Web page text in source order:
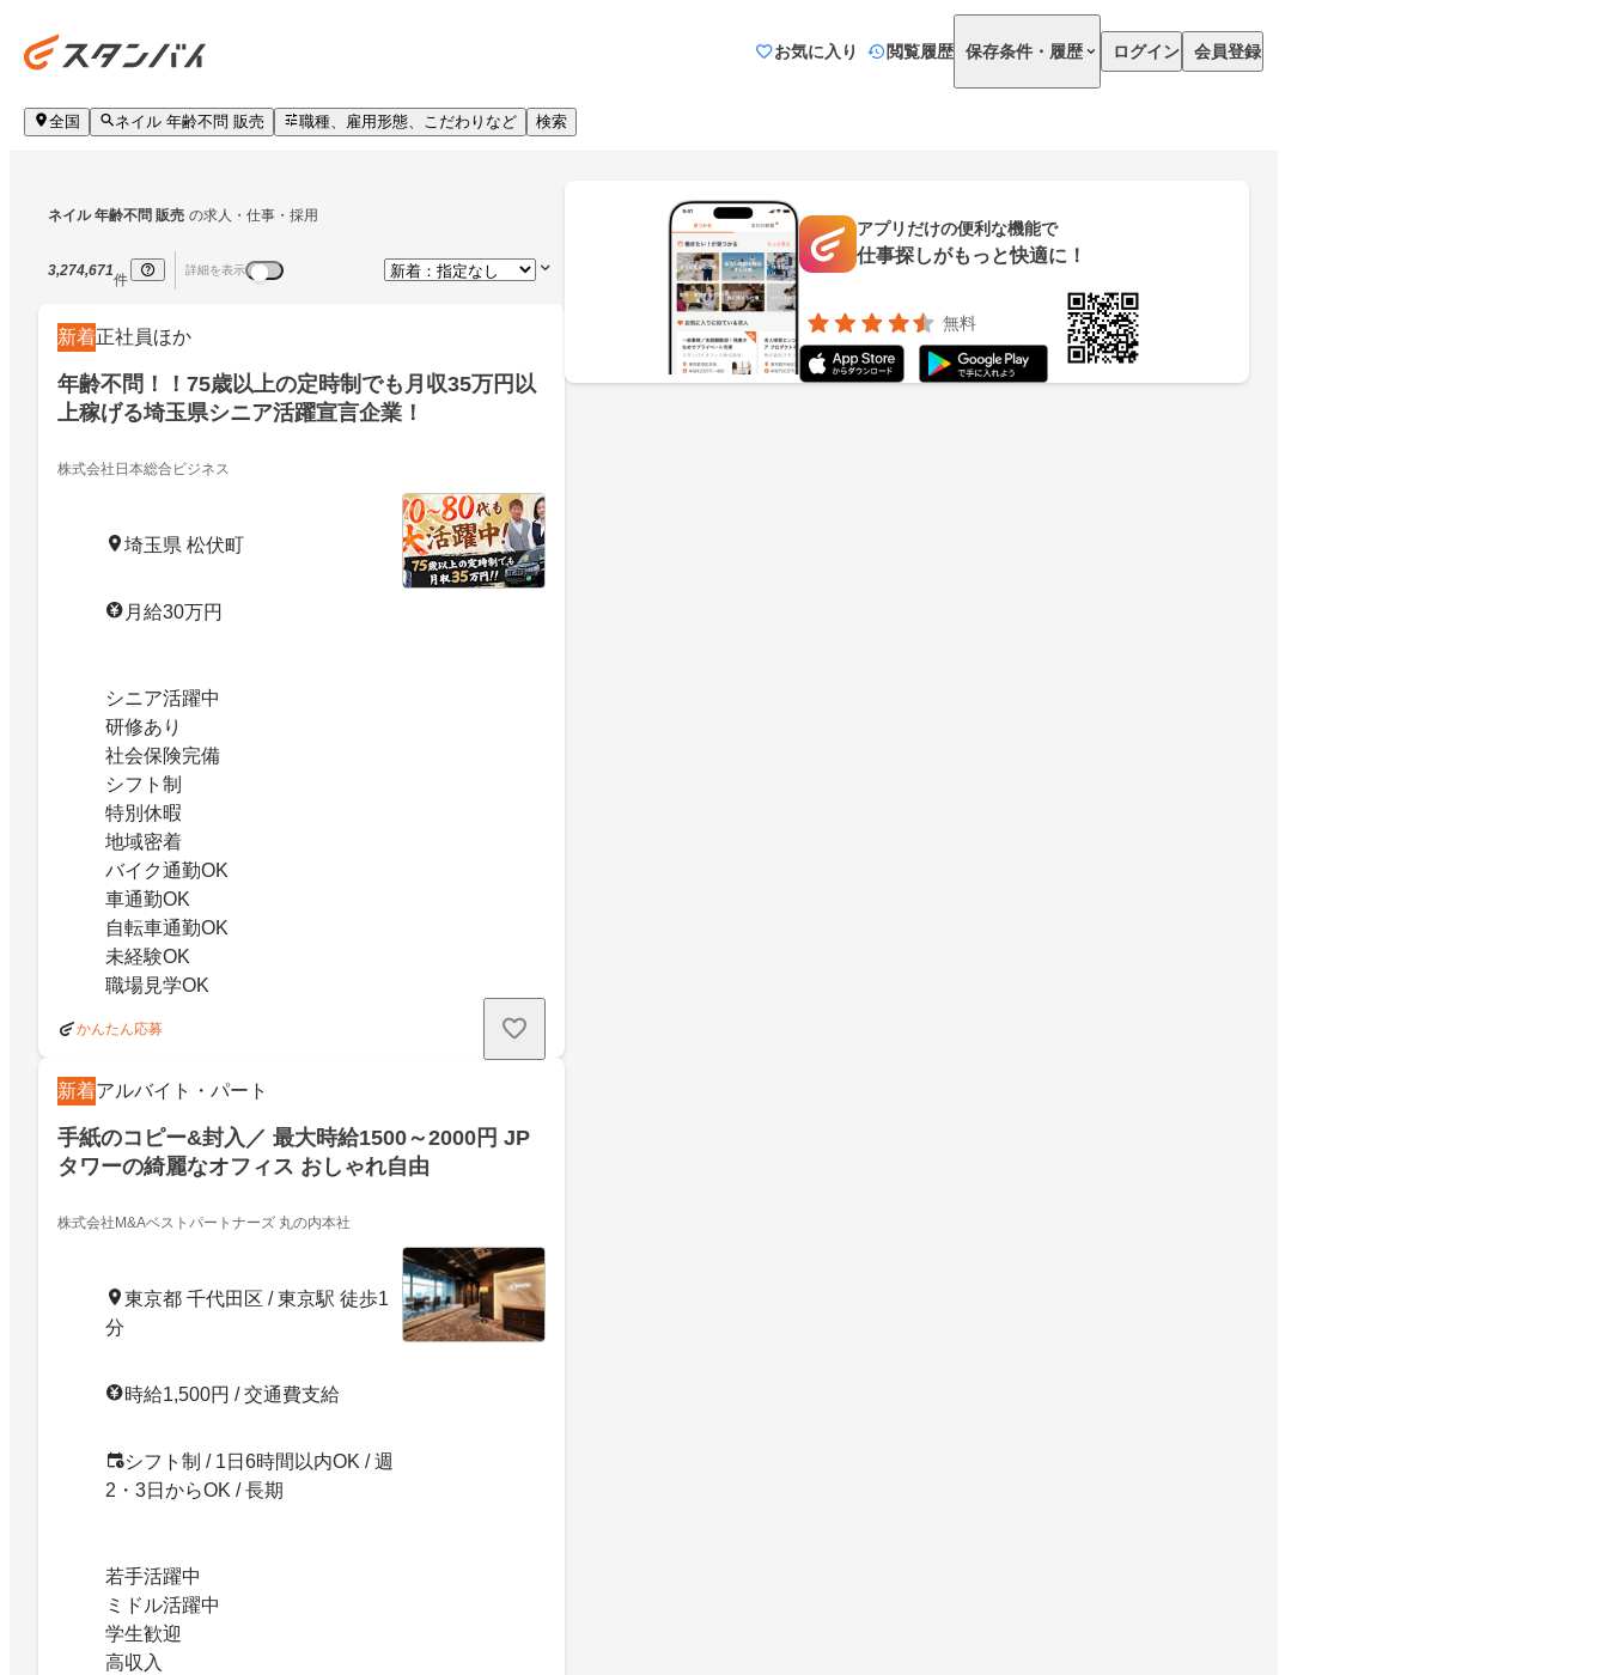
お気に入り 閲覧履歴 保存条件・履歴 ログイン 会員登録
全国 ネイル 年齢不問 販売 職種、雇用形態、こだわりなど 検索
ネイル 年齢不問 販売 の求人・仕事・採用
3,274,671
件
詳細を表示
新着正社員ほか
年齢不問！！75歳以上の定時制でも月収35万円以
上稼げる埼玉県シニア活躍宣言企業！
株式会社日本総合ビジネス
埼玉県 松伏町
月給30万円
シニア活躍中
研修あり
社会保険完備
シフト制
特別休暇
地域密着
バイク通勤OK
車通勤OK
自転車通勤OK
未経験OK
職場見学OK
かんたん応募
新着アルバイト・パート
手紙のコピー&封入／ 最大時給1500～2000円 JP
タワーの綺麗なオフィス おしゃれ自由
株式会社M&Aベストパートナーズ 丸の内本社
東京都 千代田区 / 東京駅 徒歩1
分
時給1,500円 / 交通費支給
シフト制 / 1日6時間以内OK / 週
2・3日からOK / 長期
若手活躍中
ミドル活躍中
学生歓迎
高収入
アプリだけの便利な機能で
仕事探しがもっと快適に！
無料